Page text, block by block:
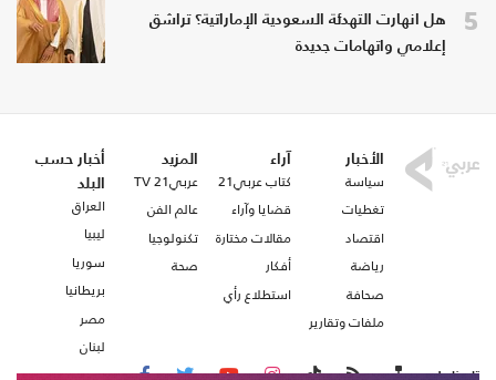
5
هل انهارت التهدئة السعودية الإماراتية؟ تراشق
إعلامي واتهامات جديدة
الأخبار
سياسة
تغطيات
اقتصاد
رياضة
صحافة
ملفات وتقارير
آراء
كتاب عربي21
قضايا وآراء
مقالات مختارة
أفكار
استطلاع رأي
المزيد
عربي21 TV
عالم الفن
تكنولوجيا
صحة
أخبار حسب
البلد
العراق
ليبيا
سوريا
بريطانيا
مصر
لبنان
تابعنا على